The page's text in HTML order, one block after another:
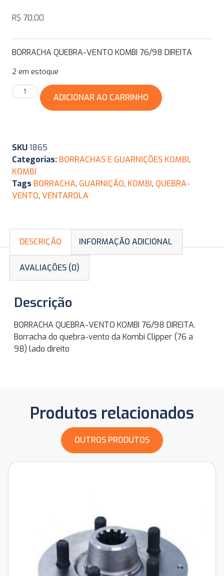
R$ 70,00
BORRACHA QUEBRA-VENTO KOMBI 76/98 DIREITA
2 em estoque
ADICIONAR AO CARRINHO
SKU1865
Categorias: BORRACHAS E GUARNIÇÕES KOMBI,
KOMBI
Tags BORRACHA, GUARNIÇÃO, KOMBI, QUEBRA-
VENTO, VENTAROLA
DESCRIÇÃO INFORMAÇÃO ADICIONAL
AVALIAÇÕES (0)
Descrição
BORRACHA QUEBRA-VENTO KOMBI 76/98 DIREITA.
Borracha do quebra-vento da Kombi Clipper (76 a
98) lado direito
Produtos relacionados
OUTROS PRODUTOS